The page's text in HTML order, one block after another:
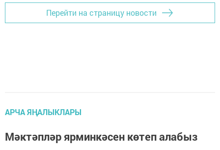
Перейти на страницу новости
АРЧА ЯҢАЛЫКЛАРЫ
Мәктәпләр ярминкәсен көтеп алабыз